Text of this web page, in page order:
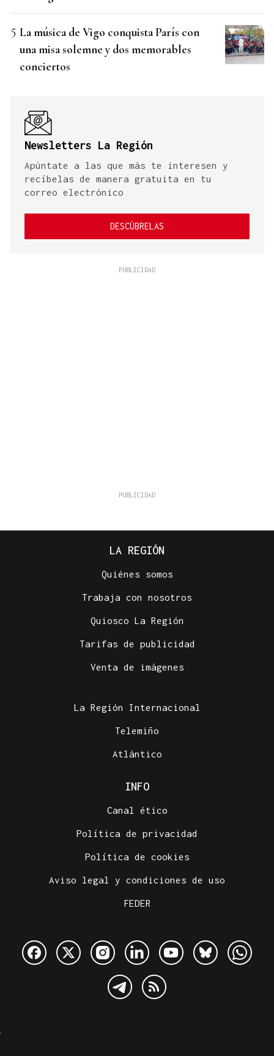
La música de Vigo conquista París con
una misa solemne y dos memorables
conciertos
Newsletters La Región
Apúntate a las que más te interesen y
recíbelas de manera gratuita en tu
correo electrónico
DESCÚBRELAS
LA REGIÓN
Quiénes somos
Trabaja con nosotros
Quiosco La Región
Tarifas de publicidad
Venta de imágenes
La Región Internacional
Telemiño
Atlántico
INFO
Canal ético
Política de privacidad
Política de cookies
Aviso legal y condiciones de uso
FEDER